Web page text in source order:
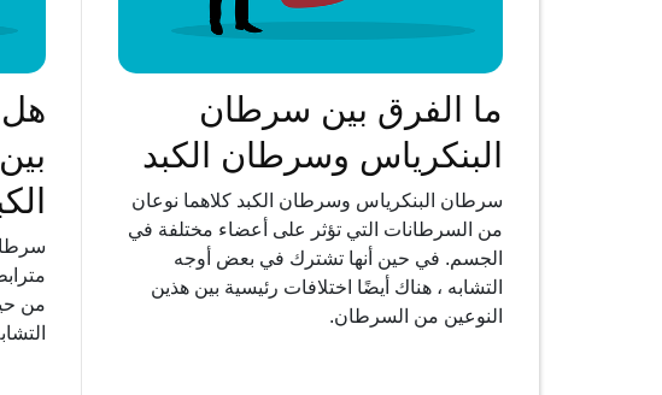
ما الفرق بين سرطان
البنكرياس وسرطان الكبد
سرطان البنكرياس وسرطان الكبد كلاهما نوعان
من السرطانات التي تؤثر على أعضاء مختلفة في
الجسم. في حين أنها تشترك في بعض أوجه
التشابه ، هناك أيضًا اختلافات رئيسية بين هذين
النوعين من السرطان.
هل
من